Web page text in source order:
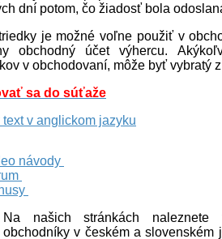
dní potom, čo žiadosť bola
je možné voľne použiť v
obchodný účet výhercu.
v obchodovaní, môže byť vybratý
sa do súťaže
text v anglickom jazyku
návody
Na našich stránkách
obchodníky v českém a slovenském